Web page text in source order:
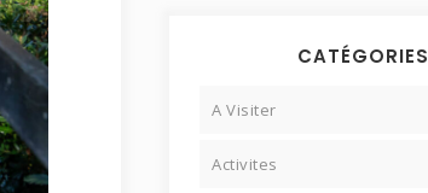
CATÉGORIES
A Visiter
Activites